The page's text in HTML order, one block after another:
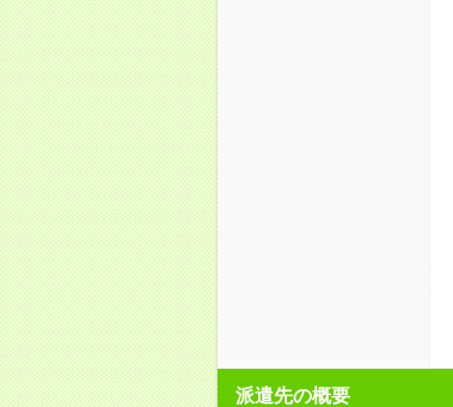
派遣先の概要